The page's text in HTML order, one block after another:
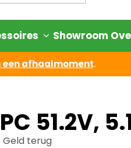
Showroom
een afhaalmoment.
51.2V,
Geld terug